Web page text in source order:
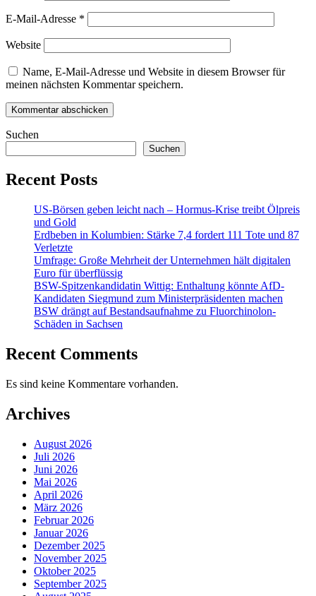
E-Mail-Adresse *
Website
Name, E-Mail-Adresse und Website in diesem Browser für
meinen nächsten Kommentar speichern.
Suchen
Suchen
Recent Posts
US-Börsen geben leicht nach – Hormus-Krise treibt Ölpreis
und Gold
Erdbeben in Kolumbien: Stärke 7,4 fordert 111 Tote und 87
Verletzte
Umfrage: Große Mehrheit der Unternehmen hält digitalen
Euro für überflüssig
BSW-Spitzenkandidatin Wittig: Enthaltung könnte AfD-
Kandidaten Siegmund zum Ministerpräsidenten machen
BSW drängt auf Bestandsaufnahme zu Fluorchinolon-
Schäden in Sachsen
Recent Comments
Es sind keine Kommentare vorhanden.
Archives
August 2026
Juli 2026
Juni 2026
Mai 2026
April 2026
März 2026
Februar 2026
Januar 2026
Dezember 2025
November 2025
Oktober 2025
September 2025